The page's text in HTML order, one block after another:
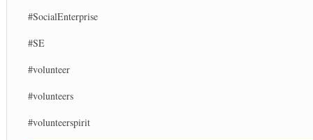
#SocialEnterprise
#SE
#volunteer
#volunteers
#volunteerspirit